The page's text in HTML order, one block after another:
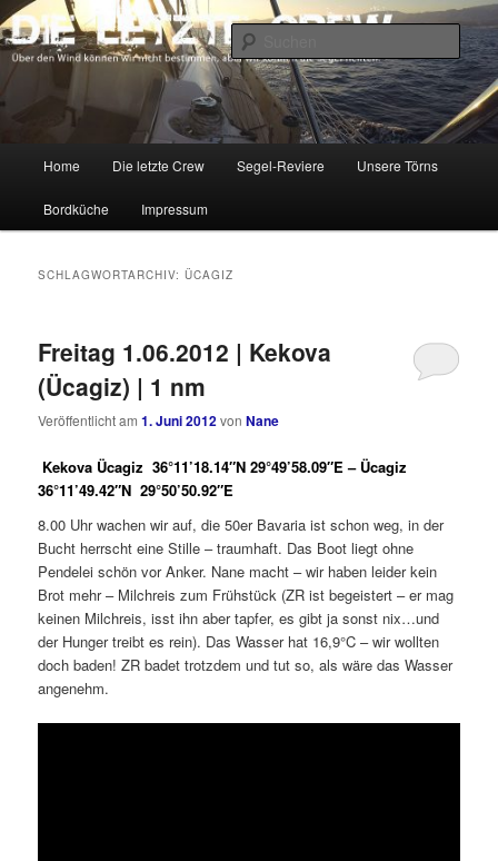
Zum
primären
Inhalt
Zum
sekundären
Inhalt
DIE LETZTE CREW
Über den Wind können wir nicht bestimmen, aber wir können die Segel
richten.
Home Die letzte Crew Segel-Reviere Unsere Törns
Bordküche Impressum
SCHLAGWORTARCHIV:ÜCAGIZ
Freitag 1.06.2012 | Kekova
(Ücagiz) | 1 nm
Veröffentlicht am1. Juni 2012vonNane
Kekova Ücagiz 36°11’18.14″N 29°49’58.09″E – Ücagiz
36°11’49.42″N 29°50’50.92″E
8.00 Uhr wachen wir auf, die 50er Bavaria ist schon weg, in der
Bucht herrscht eine Stille – traumhaft. Das Boot liegt ohne
Pendelei schön vor Anker. Nane macht – wir haben leider kein
Brot mehr – Milchreis zum Frühstück (ZR ist begeistert – er mag
keinen Milchreis, isst ihn aber tapfer, es gibt ja sonst nix…und
der Hunger treibt es rein). Das Wasser hat 16,9°C – wir wollten
doch baden! ZR badet trotzdem und tut so, als wäre das Wasser
angenehm.